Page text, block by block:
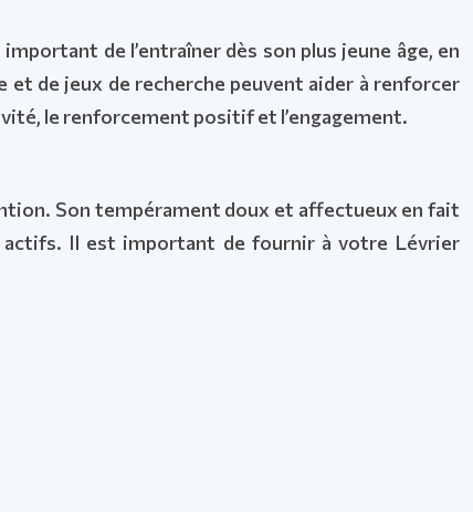
de l’entraîner dès son plus jeune âge, en
de jeux de recherche peuvent aider à renforcer
le renforcement positif et l’engagement.
Son tempérament doux et affectueux en fait
actifs. Il est important de fournir à votre Lévrier